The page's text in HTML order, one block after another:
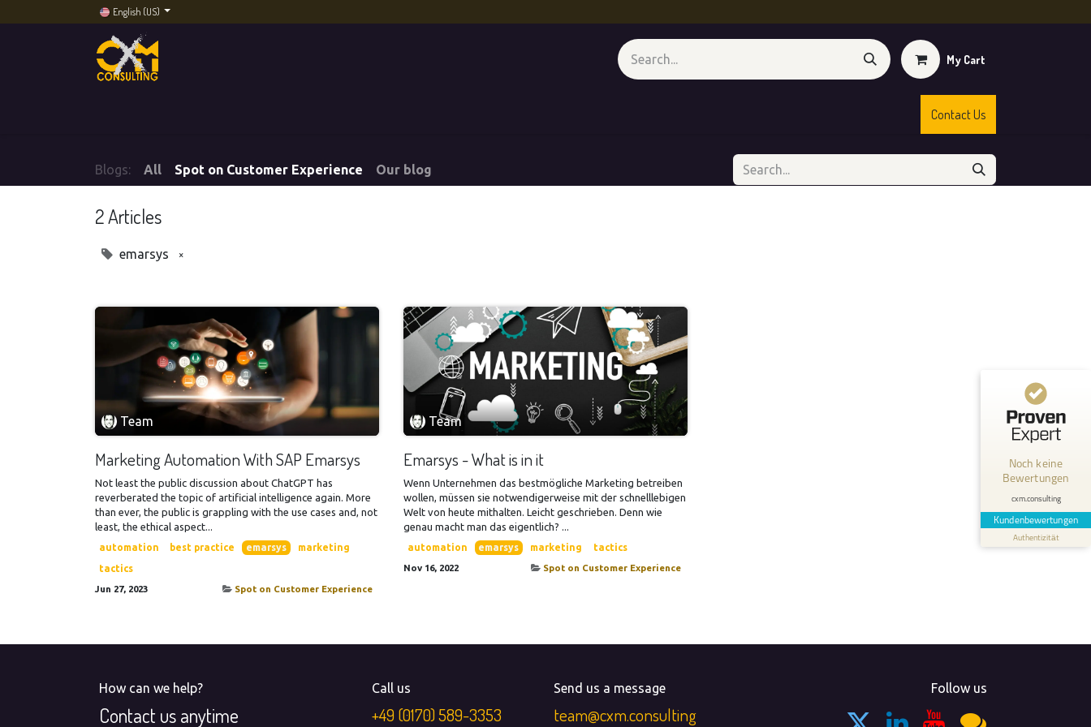
English (US)
My Cart
Contact Us
Blogs: All Spot on Customer Experience Our blog
2 Articles
emarsys ×
Team
Marketing Automation With SAP Emarsys
Not least the public discussion about ChatGPT has
reverberated the topic of artificial intelligence again. More
than ever, the public is grappling with the use cases and, not
least, the ethical aspect...
automation best practice emarsys
marketing
tactics
Jun 27, 2023
Spot on Customer Experience
Team
Emarsys - What is in it
Wenn Unternehmen das bestmögliche Marketing betreiben
wollen, müssen sie notwendigerweise mit der schnelllebigen
Welt von heute mithalten. Leicht geschrieben. Denn wie
genau macht man das eigentlich? ...
automation emarsys marketing
tactics
Nov 16, 2022
Spot on Customer Experience
How can we help?
Contact us anytime
Call us
+49​ (0170) 589-3353
Send us a message
team@cxm.consulting
Follow us
Noch keine
Bewertungen
cxm.consulting
Kundenbewertungen
Authentizität
Kundenbewertungen und Erfahrungen zu
Erfahren Sie mehr über dieses Bewertungssiegel
Profil ansehen